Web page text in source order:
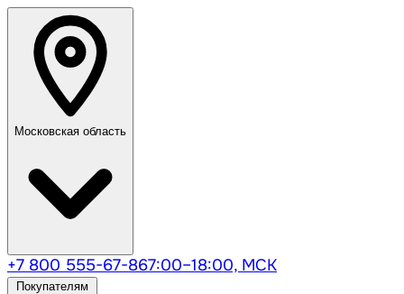
Московская область
+7 800 555-67-867:00–18:00, МСК